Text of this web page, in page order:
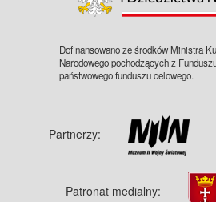
Dofinansowano ze środków Ministra
Narodowego pochodzących z
państwowego funduszu celowego.
Partnerzy:
Patronat medialny: